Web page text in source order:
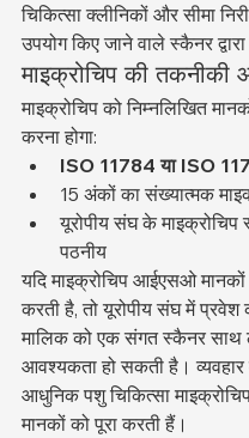
चिकित्सा क्लीनिकों और सीमा
उपयोग किए जाने वाले स्कैनर
माइक्रोचिप की तकनीकी
माइक्रोचिप को निम्नलिखित
करना होगा:
ISO 11784 या ISO
15 अंकों का संख्यात्मक
यूरोपीय संघ के माइक्रोचिप
पठनीय
यदि माइक्रोचिप आईएसओ
करती है, तो यूरोपीय संघ में
मालिक को एक संगत स्कैनर साथ
आवश्यकता हो सकती है।
आधुनिक पशु चिकित्सा
मानकों को पूरा करती हैं।